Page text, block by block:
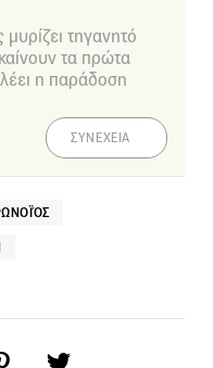
τηγανητό
τα πρώτα
η παράδοση
ΣΥΝΕΧΕΙΑ